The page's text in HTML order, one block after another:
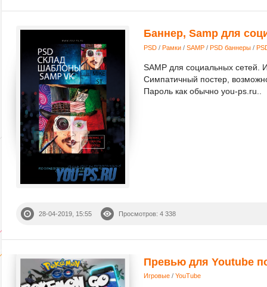
Баннер, Samp для
PSD / Рамки / SAMP / PSD баннеры /
SAMP для социальных сетей.
Симпатичный постер,
Пароль как обычно you-ps.ru..
28-04-2019, 15:55 Просмотров: 4 338
Превью для Youtube
Игровые / YouTube